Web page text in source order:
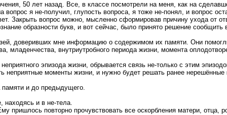
50 лет назад. Все, в классе посмотрели на меня, как на
я не-получил, глупость вопроса, я тоже не-понял, и вопрос
Закрыть вопрос можно, мысленно сформировав причину ухода от
образности букв, и вот сейчас, было принято решение сообщить
доверивших мне информацию о содержимом их памяти. Они
младенчества, внутриутробного периода жизни, момента
эпизода жизни, обрывается связь не-только с этим
неприятные моменты жизни, и нужно будет решать ранее
памяти и до предыдущего.
находясь и в не-тела.
пришлось повторно прочувствовать все оскорбления матери, отца,